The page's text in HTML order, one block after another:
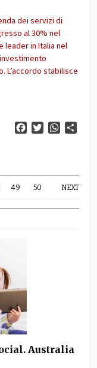
dei servizi di
al 30% nel
leader in Italia nel
L’accordo stabilisce
FacebookTwitter
49 50 NEXT
Australia